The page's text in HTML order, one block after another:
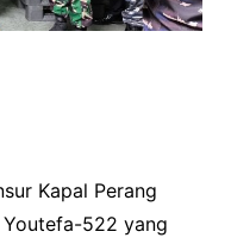
Kapal Perang
Youtefa-522 yang